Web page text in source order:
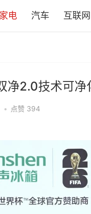
家电 汽车 互联网
净2.0技术可净
• 点赞 394